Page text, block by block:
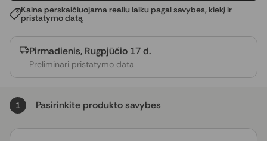
Kaina perskaičiuojama realiu laiku pagal savybes, kiekį ir
pristatymo datą
Pirmadienis, Rugpjūčio 17 d.
Preliminari pristatymo data
1 Pasirinkite produkto savybes